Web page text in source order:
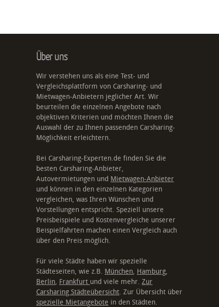
Über uns
Wir verstehen uns als eine Test- und
Vergleichsplattform von Carsharing- und
Mietwagen-Anbietern jeglicher Art. Wir
beurteilen die einzelnen Angebote nach
objektiven Kriterien und möchten Ihnen die
Auswahl der zu Ihnen passenden Carsharing-
Möglichkeit erleichtern.
Bei Carsharing-Experten.de finden Sie die
besten Carsharing-Anbieter,
Autovermietungen und Mietwagen-Anbieter
und können in den einzelnen Kategorien
vergleichen, was Ihren Wünschen und
Vorstellungen entspricht. Speziell unsere
Preisbeispiele und Kostenvergleiche unserer
Beispielfahrten machen einen Vergleich auch
über den Preis möglich.
Für viele Städte haben wir spezielle
Städteseiten, wie z.B. München, Hamburg,
Berlin, Frankfurt und viele mehr. Zur
Carsharing Städteübersicht. Zur Übersicht über
spezielle Mietangebote in den Städten.